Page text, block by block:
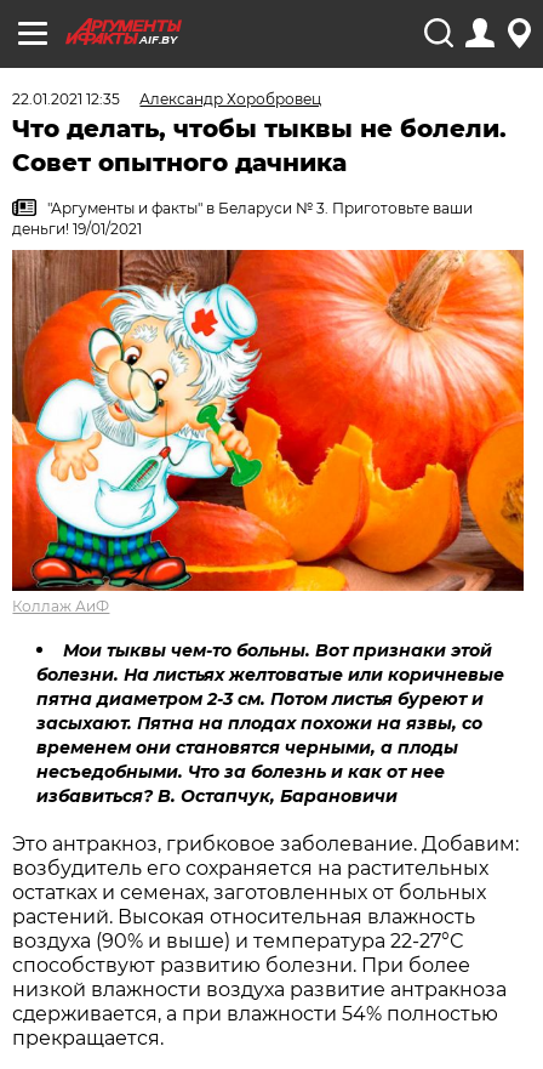
AIF.BY
22.01.2021 12:35 Александр Хоробровец
Что делать, чтобы тыквы не болели.
Совет опытного дачника
"Аргументы и факты" в Беларуси № 3. Приготовьте ваши
деньги! 19/01/2021
Коллаж АиФ
Мои тыквы чем-то больны. Вот признаки этой
болезни. На листьях желтоватые или коричневые
пятна диаметром 2-3 см. Потом листья буреют и
засыхают. Пятна на плодах похожи на язвы, со
временем они становятся черными, а плоды
несъедобными. Что за болезнь и как от нее
избавиться? В. Остапчук, Барановичи
Это антракноз, грибковое заболевание. Добавим:
возбудитель его сохраняется на растительных
остатках и семенах, заготовленных от больных
растений. Высокая относительная влажность
воздуха (90% и выше) и температура 22-27°С
способствуют развитию болезни. При более
низкой влажности воздуха развитие антракноза
сдерживается, а при влажности 54% полностью
прекращается.